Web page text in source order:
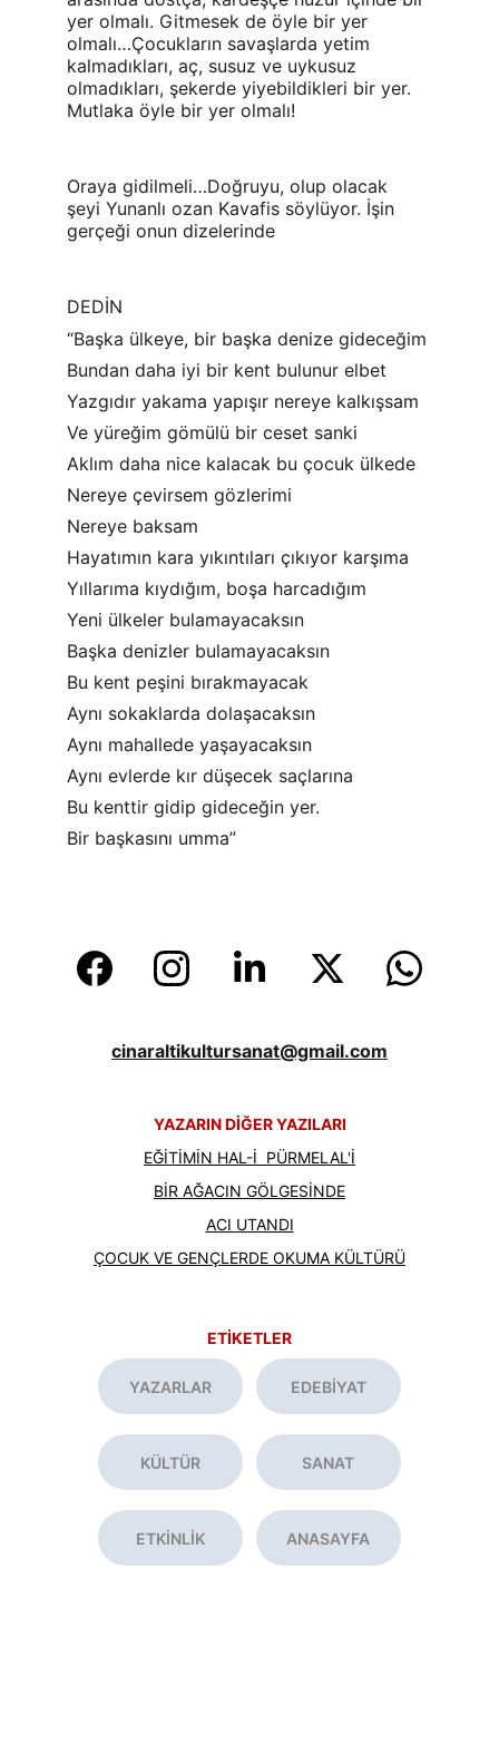
yer olmalı. Gitmesek de öyle bir yer
olmalı…Çocukların savaşlarda yetim
kalmadıkları, aç, susuz ve uykusuz
olmadıkları, şekerde yiyebildikleri bir yer.
Mutlaka öyle bir yer olmalı!
Oraya gidilmeli…Doğruyu, olup olacak
şeyi Yunanlı ozan Kavafis söylüyor. İşin
gerçeği onun dizelerinde
DEDİN
“Başka ülkeye, bir başka denize gideceğim
Bundan daha iyi bir kent bulunur elbet
Yazgıdır yakama yapışır nereye kalkışsam
Ve yüreğim gömülü bir ceset sanki
Aklım daha nice kalacak bu çocuk ülkede
Nereye çevirsem gözlerimi
Nereye baksam
Hayatımın kara yıkıntıları çıkıyor karşıma
Yıllarıma kıydığım, boşa harcadığım
Yeni ülkeler bulamayacaksın
Başka denizler bulamayacaksın
Bu kent peşini bırakmayacak
Aynı sokaklarda dolaşacaksın
Aynı mahallede yaşayacaksın
Aynı evlerde kır düşecek saçlarına
Bu kenttir gidip gideceğin yer.
Bir başkasını umma”
cinaraltikultursanat@gmail.com
YAZARIN DİĞER YAZILARI
EĞİTİMİN HAL-İ  PÜRMELAL'İ
ÇOCUK VE GENÇLERDE OKUMA KÜLTÜRÜ
BİR AĞACIN GÖLGESİNDE
ACI UTANDI
ETİKETLER
YAZARLAR EDEBİYAT
KÜLTÜR SANAT
ANASAYFA
ETKİNLİK